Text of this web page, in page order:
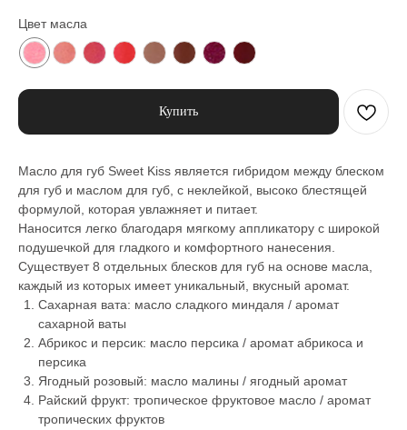
Цвет масла
Купить
Масло для губ Sweet Kiss является гибридом между блеском
для губ и маслом для губ, с неклейкой, высоко блестящей
формулой, которая увлажняет и питает.
Наносится легко благодаря мягкому аппликатору с широкой
подушечкой для гладкого и комфортного нанесения.
Существует 8 отдельных блесков для губ на основе масла,
каждый из которых имеет уникальный, вкусный аромат.
Сахарная вата: масло сладкого миндаля / аромат
сахарной ваты
Абрикос и персик: масло персика / аромат абрикоса и
персика
Ягодный розовый: масло малины / ягодный аромат
Райский фрукт: тропическое фруктовое масло / аромат
тропических фруктов